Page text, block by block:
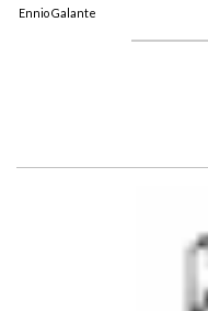
Ennio Galante